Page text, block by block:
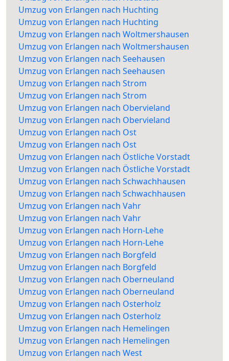
Umzug von Erlangen nach Huchting
Umzug von Erlangen nach Huchting
Umzug von Erlangen nach Woltmershausen
Umzug von Erlangen nach Woltmershausen
Umzug von Erlangen nach Seehausen
Umzug von Erlangen nach Seehausen
Umzug von Erlangen nach Strom
Umzug von Erlangen nach Strom
Umzug von Erlangen nach Obervieland
Umzug von Erlangen nach Obervieland
Umzug von Erlangen nach Ost
Umzug von Erlangen nach Ost
Umzug von Erlangen nach Östliche Vorstadt
Umzug von Erlangen nach Östliche Vorstadt
Umzug von Erlangen nach Schwachhausen
Umzug von Erlangen nach Schwachhausen
Umzug von Erlangen nach Vahr
Umzug von Erlangen nach Vahr
Umzug von Erlangen nach Horn-Lehe
Umzug von Erlangen nach Horn-Lehe
Umzug von Erlangen nach Borgfeld
Umzug von Erlangen nach Borgfeld
Umzug von Erlangen nach Oberneuland
Umzug von Erlangen nach Oberneuland
Umzug von Erlangen nach Osterholz
Umzug von Erlangen nach Osterholz
Umzug von Erlangen nach Hemelingen
Umzug von Erlangen nach Hemelingen
Umzug von Erlangen nach West